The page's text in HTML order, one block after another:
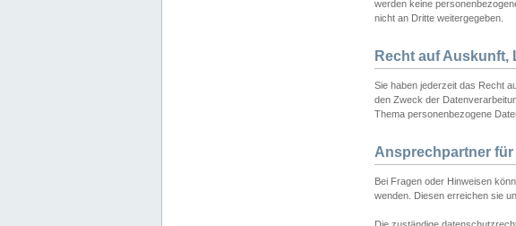
werden keine
nicht an Dritte weitergegeben.
Recht auf
Sie haben jederzeit das Recht
den Zweck der
Thema personenbezogene
Ansprechpartner
Bei Fragen oder Hinweisen
wenden. Diesen erreichen sie